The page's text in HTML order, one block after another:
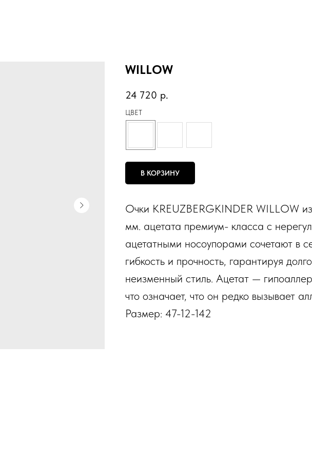
WILLOW
24 720 р.
ЦВЕТ
В КОРЗИНУ
Очки KREUZBERGKINDER WILLOW
мм. ацетата премиум- класса с
ацетатными носоупорами сочетают в
гибкость и прочность, гарантируя
неизменный стиль. Ацетат —
что означает, что он редко вызывает
Размер: 47-12-142